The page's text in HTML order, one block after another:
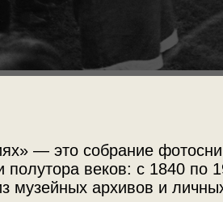
— это собрание
полутора веков: с 1840 по
музейных архивов и Место
с этой